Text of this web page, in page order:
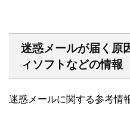
迷惑メールが届く原
ィソフトなどの情報
迷惑メールに関する参考情